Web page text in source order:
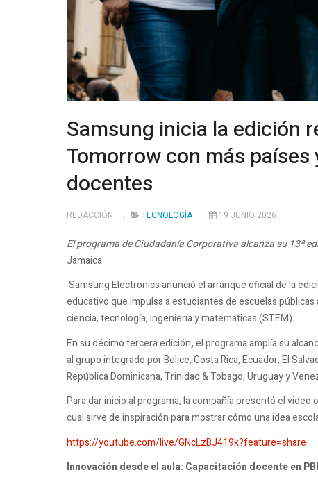
Samsung inicia la edición
Tomorrow con más
docentes
REDACCIÓN TECNOLOGÍA 19 JUNIO 2026
El programa de Ciudadanía Corporativa alcanza su 13ª
Jamaica.
Samsung Electronics anunció el arranque oficial de la
educativo que impulsa a estudiantes de escuelas
ciencia, tecnología, ingeniería y matemáticas (STEM).
En su décimo tercera edición,el programa amplía su
al grupo integrado por Belice, Costa Rica, Ecuador, El
República Dominicana, Trinidad & Tobago, Uruguay y
Para dar inicio al programa, la compañía presentó el
cual sirve de inspiración para mostrar cómo una idea
https://youtube.com/live/GNcLzBJ419k?feature=share
Innovación desde el aula: Capacitación docente en